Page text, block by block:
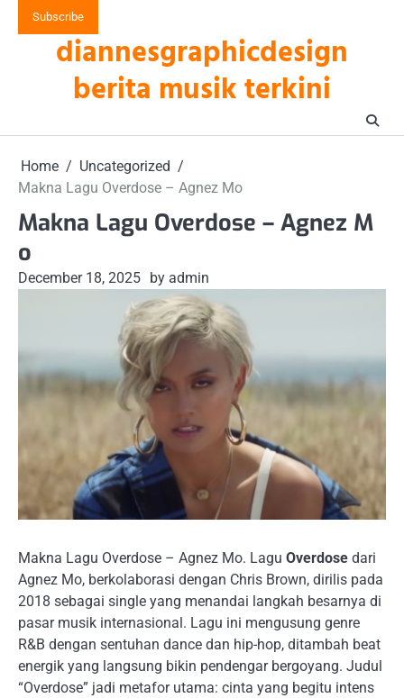
Subscribe
diannesgraphicdesign
berita musik terkini
Home
Uncategorized
Makna Lagu Overdose – Agnez Mo
Makna Lagu Overdose – Agnez M
o
December 18, 2025 by admin
Makna Lagu Overdose – Agnez Mo. Lagu Overdose dari
Agnez Mo, berkolaborasi dengan Chris Brown, dirilis pada
2018 sebagai single yang menandai langkah besarnya di
pasar musik internasional. Lagu ini mengusung genre
R&B dengan sentuhan dance dan hip-hop, ditambah beat
energik yang langsung bikin pendengar bergoyang. Judul
“Overdose” jadi metafor utama: cinta yang begitu intens